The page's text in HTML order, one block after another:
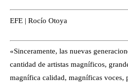
EFE | Rocío Otoya
«Sinceramente, las nuevas
cantidad de artistas magníficos,
magnífica calidad, magníficas voces,